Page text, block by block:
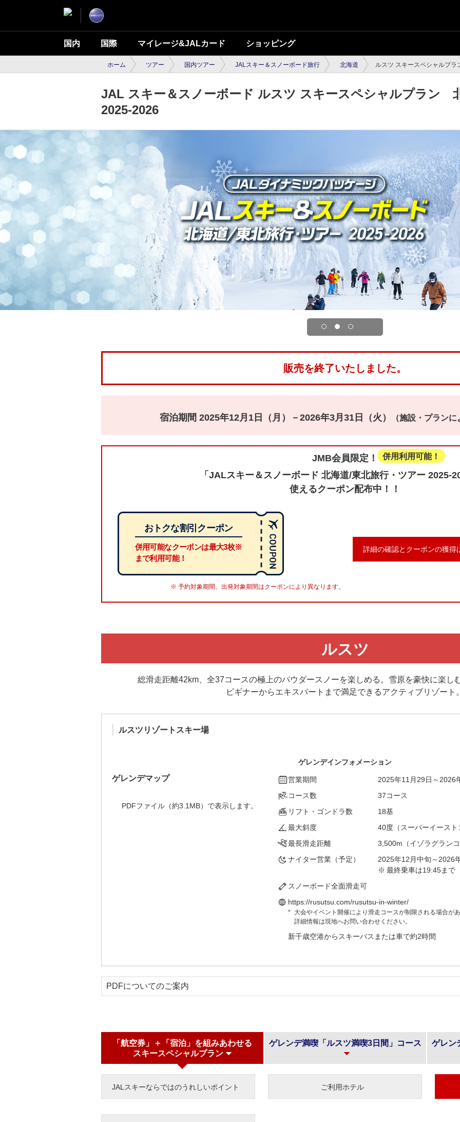
国内 国際 マイレージ&JALカード ショッピング
ホーム ツアー 国内ツアー JALスキー＆スノーボード旅行 北海道 ルスツ スキースペシャルプラ
JAL スキー＆スノーボード ルスツ スキースペシャルプラン
2025-2026
販売を終了いたしました。
宿泊期間 2025年12月1日（月）－2026年3月31日（火） （施設・プランに
JMB会員限定！ 併用利用可能！
「JALスキー＆スノーボード 北海道/東北旅行・ツアー 2025-
使えるクーポン配布中！！
おトクな割引クーポン
併用可能なクーポンは最大3枚※
まで利用可能！
予約対象期間、出発対象期間はクーポンにより異なります。
詳細の確認とクーポンの獲得
ルスツ
総滑走距離42km、全37コースの極上のパウダースノーを楽しめる。雪原を豪快に楽し
ビギナーからエキスパートまで満足できるアクティブリゾート。
ルスツリゾートスキー場
ゲレンデマップ
PDFファイル（約3.1MB）で表示します。
ゲレンデインフォメーション
営業期間
2025年11月29日～2026
コース数
37コース
リフト・ゴンドラ数
18基
最大斜度
40度（スーパーイースト
最長滑走距離
3,500m（イゾラグランコ
ナイター営業（予定）
2025年12月中旬～2026
最終乗車は19:45まで
スノーボード全面滑走可
https://rusutsu.com/rusutsu-in-winter/
大会やイベント開催により滑走コースが制限される場合があ
詳細情報は現地へお問い合わせください。
新千歳空港からスキーバスまたは車で約2時間
PDFについてのご案内
「航空券」＋「宿泊」を組みあわせる
スキースペシャルプラン
ゲレンデ満喫「ルスツ満喫3日間」コース ゲレン
JALスキーならではのうれしいポイント ご利用ホテル